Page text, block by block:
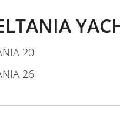
20
26